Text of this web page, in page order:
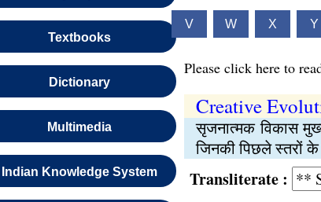
Textbooks
Dictionary
Multimedia
Indian Knowledge System
V W X Y
Please click here to
Creative
सृजनात्मक विकास
जिनकी पिछले स्तरों
Transliterate :